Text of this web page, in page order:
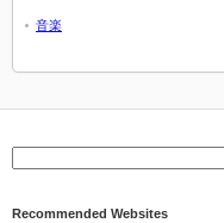
音楽
Recommended Websites